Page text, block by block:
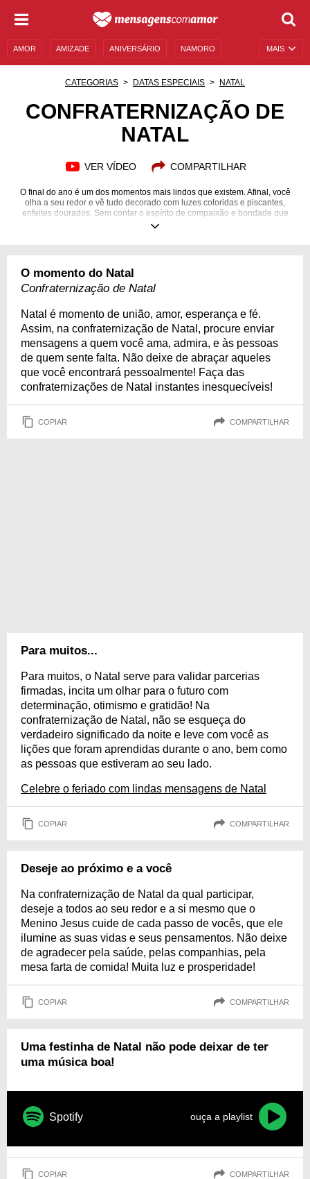
MAIS
AMOR AMIZADE ANIVERSÁRIO NAMORO
DESCULPAS
MENSAGENS DE ANIVERSÁRIO
CATEGORIAS DATAS ESPECIAIS NATAL
CONFRATERNIZAÇÃO DE
NATAL
VER VÍDEO COMPARTILHAR
O final do ano é um dos momentos mais lindos que existem. Afinal, você
olha a seu redor e vê tudo decorado com luzes coloridas e piscantes,
enfeites dourados. Sem contar o espírito de compaixão e bondade que
invade os nossos corações quando o Natal se aproxima. Além disso, é
nossa vida. Portanto inspire-se aqui com formas de celebrar essas festas e
mergulhe no espírito natalino!
O momento do Natal
Confraternização de Natal
Natal é momento de união, amor, esperança e fé.
Assim, na confraternização de Natal, procure enviar
mensagens a quem você ama, admira, e às pessoas
de quem sente falta. Não deixe de abraçar aqueles
que você encontrará pessoalmente! Faça das
confraternizações de Natal instantes inesquecíveis!
COPIAR COMPARTILHAR
Para muitos...
Para muitos, o Natal serve para validar parcerias
firmadas, incita um olhar para o futuro com
determinação, otimismo e gratidão! Na
confraternização de Natal, não se esqueça do
verdadeiro significado da noite e leve com você as
lições que foram aprendidas durante o ano, bem como
as pessoas que estiveram ao seu lado.
Celebre o feriado com lindas mensagens de Natal
COPIAR COMPARTILHAR
Deseje ao próximo e a você
Na confraternização de Natal da qual participar,
deseje a todos ao seu redor e a si mesmo que o
Menino Jesus cuide de cada passo de vocês, que ele
ilumine as suas vidas e seus pensamentos. Não deixe
de agradecer pela saúde, pelas companhias, pela
mesa farta de comida! Muita luz e prosperidade!
COPIAR COMPARTILHAR
Uma festinha de Natal não pode deixar de ter
uma música boa!
Spotify ouça a playlist
COPIAR COMPARTILHAR